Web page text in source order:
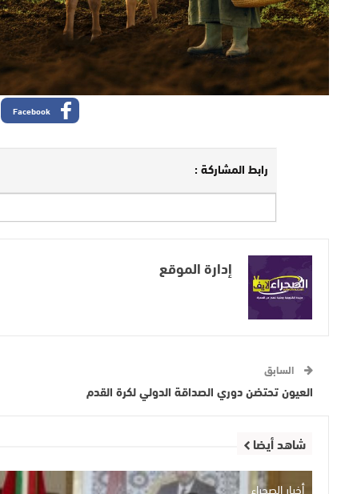
Facebook
رابط المشاركة :
إدارة الموقع
السابق
العيون تحتضن دوري الصداقة الدولي لكرة القدم
شاهد أيضا
أخبار الصحراء